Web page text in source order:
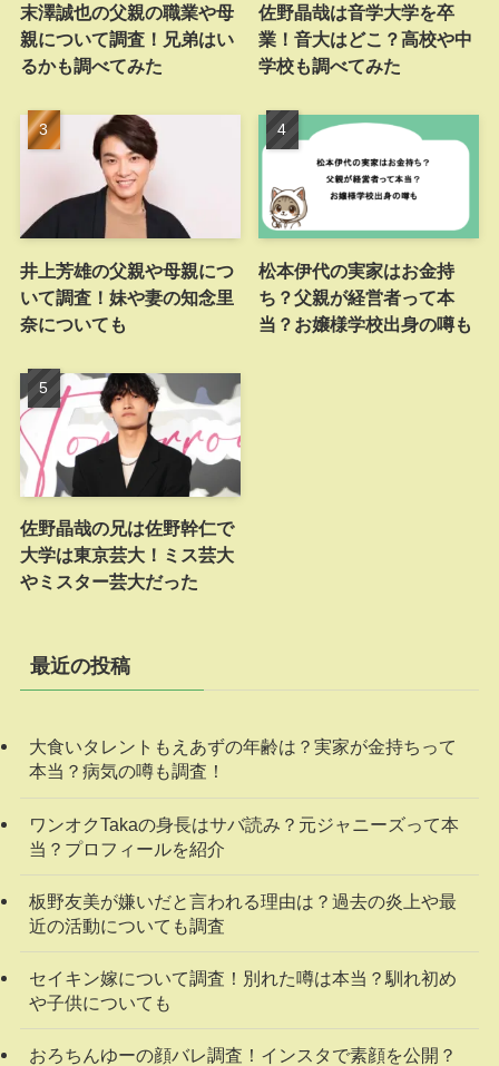
末澤誠也の父親の職業や母
親について調査！兄弟はい
るかも調べてみた
佐野晶哉は音学大学を卒
業！音大はどこ？高校や中
学校も調べてみた
井上芳雄の父親や母親につ
いて調査！妹や妻の知念里
奈についても
松本伊代の実家はお金持
ち？父親が経営者って本
当？お嬢様学校出身の噂も
佐野晶哉の兄は佐野幹仁で
大学は東京芸大！ミス芸大
やミスター芸大だった
最近の投稿
大食いタレントもえあずの年齢は？実家が金持ちって
本当？病気の噂も調査！
ワンオクTakaの身長はサバ読み？元ジャニーズって本
当？プロフィールを紹介
板野友美が嫌いだと言われる理由は？過去の炎上や最
近の活動についても調査
セイキン嫁について調査！別れた噂は本当？馴れ初め
や子供についても
おろちんゆーの顔バレ調査！インスタで素顔を公開？